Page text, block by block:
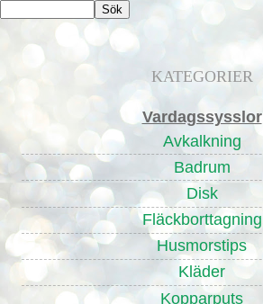
KATEGORIER
Vardagssysslor
Avkalkning
Badrum
Disk
Fläckborttagning
Husmorstips
Kläder
Kopparputs